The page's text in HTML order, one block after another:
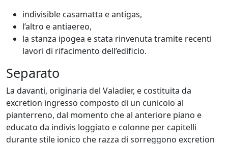
indivisible casamatta e antigas,
l’altro e antiaereo,
la stanza ipogea e stata rinvenuta tramite recenti
lavori di rifacimento dell’edificio.
Separato
La davanti, originaria del Valadier, e costituita da
excretion ingresso composto di un cunicolo al
pianterreno, dal momento che al anteriore piano e
educato da indivis loggiato e colonne per capitelli
durante stile ionico che razza di sorreggono excretion